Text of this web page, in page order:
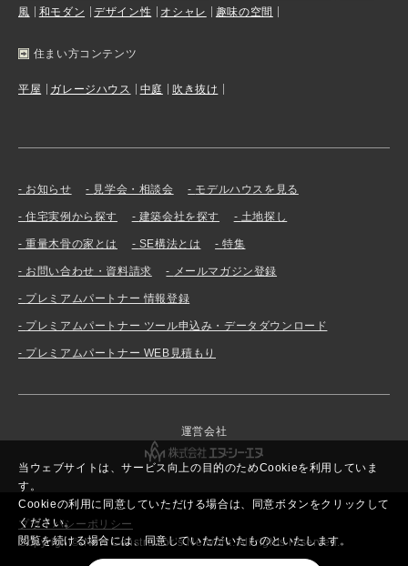
当ウェブサイトは、サービス向上の目的のためCookieを利用していま
す。
Cookieの利用に同意していただける場合は、同意ボタンをクリックして
ください。
閲覧を続ける場合には、同意していただいたものといたします。
風
和モダン デザイン性 オシャレ 趣味の空間
住まい方コンテンツ
平屋 ガレージハウス 中庭 吹き抜け
お知らせ 見学会・相談会 モデルハウスを見る
住宅実例から探す 建築会社を探す 土地探し
重量木骨の家とは SE構法とは 特集
お問い合わせ・資料請求 メールマガジン登録
プレミアムパートナー 情報登録
プレミアムパートナー ツール申込み・データダウンロード
プレミアムパートナー WEB見積もり
運営会社
プライバシーポリシー
Copyright© New Constructor’s Network. All rights reserved.